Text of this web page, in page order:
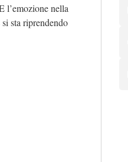
l’emozione nella
sta riprendendo